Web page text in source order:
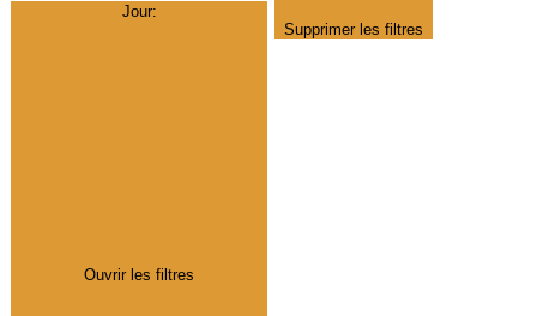
Jour:
Ouvrir les filtres
Supprimer les filtres